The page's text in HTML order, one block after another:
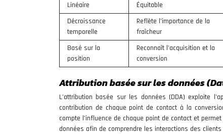
Linéaire Équitable
Décroissance
temporelle
Reflète l’importance de la
fraîcheur
Basé sur la
position
Reconnaît l’acquisition et la
conversion
Attribution basée sur les données
L’attribution basée sur les données (DDA) exploite
contribution de chaque point de contact à la
compte l’influence de chaque point de contact et
données afin de comprendre les interactions des